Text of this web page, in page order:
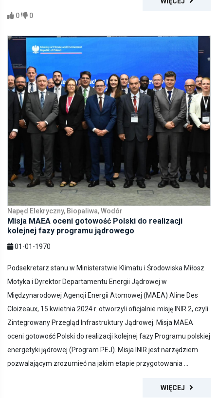
0
0
Napęd Elekryczny, Biopaliwa, Wodór
Misja MAEA oceni gotowość Polski do realizacji
kolejnej fazy programu jądrowego
01-01-1970
Podsekretarz stanu w Ministerstwie Klimatu i Środowiska Miłosz
Motyka i Dyrektor Departamentu Energii Jądrowej w
Międzynarodowej Agencji Energii Atomowej (MAEA) Aline Des
Cloizeaux, 15 kwietnia 2024 r. otworzyli oficjalnie misję INIR 2, czyli
Zintegrowany Przegląd Infrastruktury Jądrowej. Misja MAEA
oceni gotowość Polski do realizacji kolejnej fazy Programu polskiej
energetyki jądrowej (Program PEJ). Misja INIR jest narzędziem
pozwalającym zrozumieć na jakim etapie przygotowania ...
WIĘCEJ